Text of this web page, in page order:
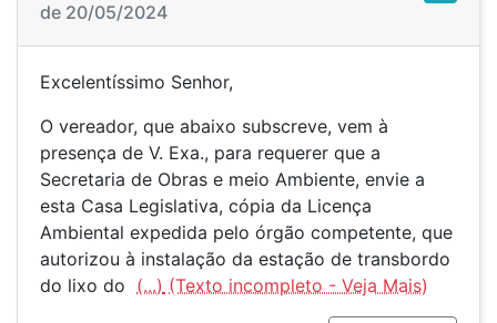
de 20/05/2024
Excelentíssimo Senhor,
O vereador, que abaixo subscreve, vem à
presença de V. Exa., para requerer que a
Secretaria de Obras e meio Ambiente, envie a
esta Casa Legislativa, cópia da Licença
Ambiental expedida pelo órgão competente, que
autorizou à instalação da estação de transbordo
do lixo do (...)